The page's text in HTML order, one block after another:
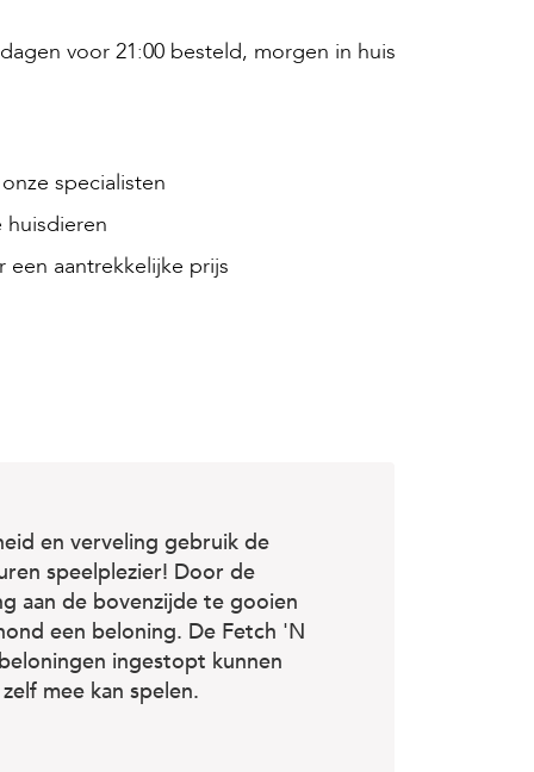
voor 21:00 besteld, morgen in huis
specialisten
aantrekkelijke prijs
en verveling gebruik de
speelplezier! Door de
aan de bovenzijde te gooien
een beloning. De Fetch 'N
ingestopt kunnen
mee kan spelen.